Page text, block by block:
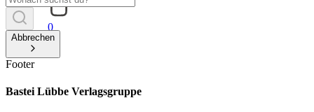
0
Abbrechen
Footer
Bastei Lübbe Verlagsgruppe